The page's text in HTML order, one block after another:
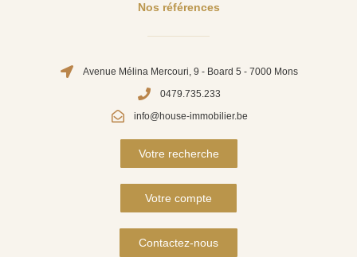
Nos références
Avenue Mélina Mercouri, 9 - Board 5 - 7000 Mons
0479.735.233
info@house-immobilier.be
Votre recherche
Votre compte
Contactez-nous